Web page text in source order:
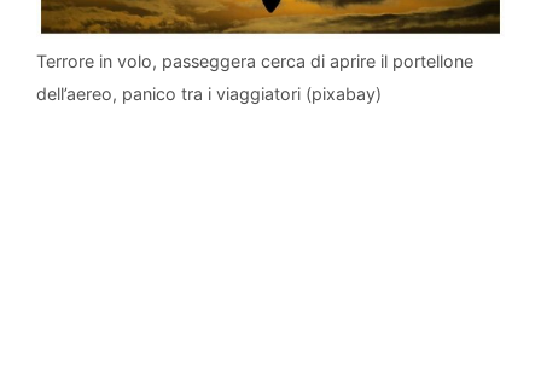
Terrore in volo, passeggera cerca di aprire il portellone
dell’aereo, panico tra i viaggiatori (pixabay)